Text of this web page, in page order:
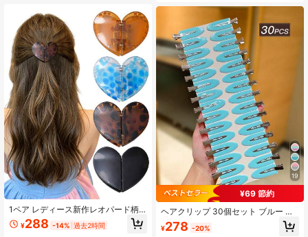
プ、アリゲーターヘアクリップスタ
イル、レディースヘアアクセサリ
ー、ヘアクリップ、バケーションア
クセサリー、日常カジュアルと外出
着に適しています、ヘアアクセサリ
ー。
1ペア レディース新作レオパード柄
ハート型マグネットヘアクリップ、
レディースヘアアクセサリー、ヴィ
¥288 -14% 過去2時間
レディースヘアアクセサリー、ヘア
バレッタ、ヘアクロー
19
¥69 節約
ヘアクリップ 30個セット ブルー シ
ンプル&多用途 アリゲーター型 レデ
ィース ヘアアクセサリー デイリーカ
¥278 -20%